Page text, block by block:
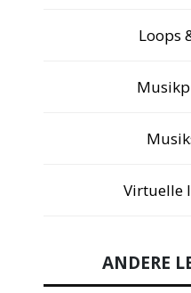
Loops
Virtuelle
ANDERE